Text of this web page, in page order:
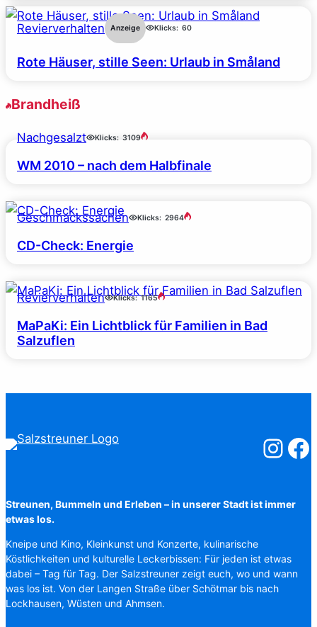
Revierverhalten Anzeige Klicks: 60
Rote Häuser, stille Seen: Urlaub in Småland
Brandheiß
Nachgesalzt Klicks: 3109
WM 2010 – nach dem Halbfinale
Geschmackssachen Klicks: 2964
CD-Check: Energie
Revierverhalten Klicks: 1165
MaPaKi: Ein Lichtblick für Familien in Bad
Salzuflen
Streunen, Bummeln und Erleben – in unserer Stadt ist immer
etwas los.
Kneipe und Kino, Kleinkunst und Konzerte, kulinarische
Köstlichkeiten und kulturelle Leckerbissen: Für jeden ist etwas
dabei – Tag für Tag. Der Salzstreuner zeigt euch, wo und wann
was los ist. Von der Langen Straße über Schötmar bis nach
Lockhausen, Wüsten und Ahmsen.